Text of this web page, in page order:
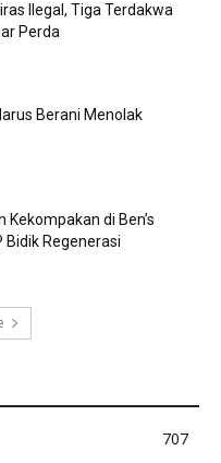
Ilegal, Tiga Terdakwa
Perda
Berani Menolak
Kekompakan di Ben’s
Bidik Regenerasi
707